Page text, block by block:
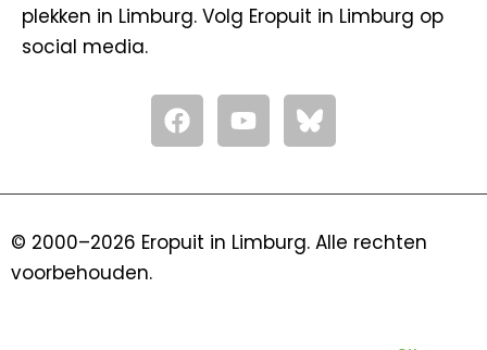
plekken in Limburg. Volg Eropuit in Limburg op
social media.
F
a
c
o
Y
o
u
b
© 2000–2026 Eropuit in Limburg. Alle rechten
voorbehouden.